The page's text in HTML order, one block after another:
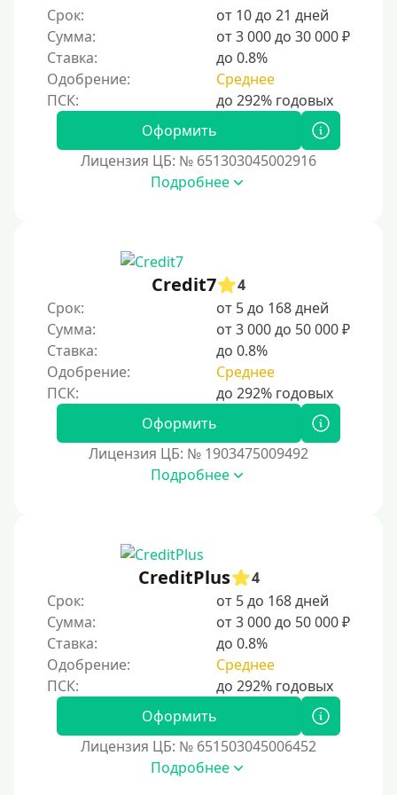
ипы карт — дебетовые, кредитные и премиал
ьные — с различными условиями и бонусами.
Важно выбирать надежные системы и следит
ь за безопасностью, чтобы избежать мошенн
ичества.
Маэстро
Мир
Сбербанк
Моментум (Momentum)
С помощью системы Контакт
Золотая Корона
С использованием системы быстрых платежей (СБП)
Без активации сервиса
Без участия банков
На сберкнижку
На дом срочно
Не выходя из дома
Без посещения офиса
В офисе
Бесплатное использование без списания средств с
Денежным переводом
По СМС
На электронный кошелек
На Юмани (ЮMoney)
Без привязки карты
Пополнение Киви-кошелька
Срок:
от 10 до 21 дней
Сумма:
от 3 000 до 30 000 ₽
Ставка:
до 0.8%
Одобрение:
Среднее
Оформить
Лицензия ЦБ: № 651303045002916
Подробнее
Credit7
4
Срок:
от 5 до 168 дней
Сумма:
от 3 000 до 50 000 ₽
Ставка:
до 0.8%
Одобрение:
Среднее
Оформить
Лицензия ЦБ: № 1903475009492
Подробнее
CreditPlus
4
Срок:
от 5 до 168 дней
Сумма:
от 3 000 до 50 000 ₽
Ставка:
до 0.8%
Одобрение:
Среднее
Оформить
Лицензия ЦБ: № 651503045006452
Подробнее